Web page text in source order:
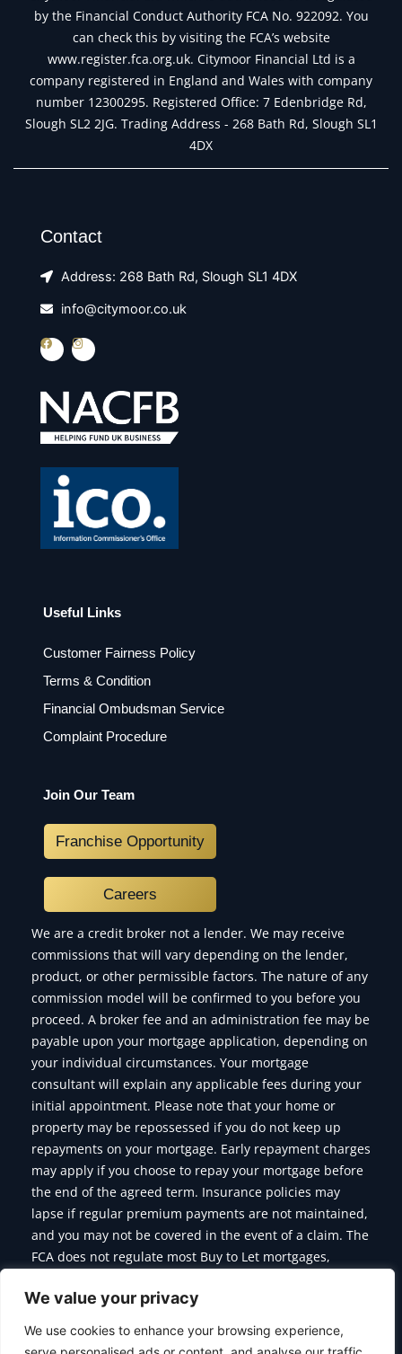
We value your privacy
We use cookies to enhance your browsing experience,
by the Financial Conduct Authority FCA No. 922092. You
can check this by visiting the FCA’s website
www.register.fca.org.uk. Citymoor Financial Ltd is a
company registered in England and Wales with company
number 12300295. Registered Office: 7 Edenbridge Rd,
Slough SL2 2JG. Trading Address - 268 Bath Rd, Slough SL1
4DX
Contact
Address: 268 Bath Rd, Slough SL1 4DX
info@citymoor.co.uk
F
c
o
o
I
s
a
g
r
m
Useful Links
Customer Fairness Policy
Terms & Condition
Financial Ombudsman Service
Complaint Procedure
Join Our Team
Franchise Opportunity
Careers
We are a credit broker not a lender. We may receive
commissions that will vary depending on the lender,
product, or other permissible factors. The nature of any
commission model will be confirmed to you before you
proceed. A broker fee and an administration fee may be
payable upon your mortgage application, depending on
your individual circumstances. Your mortgage
consultant will explain any applicable fees during your
initial appointment. Please note that your home or
property may be repossessed if you do not keep up
repayments on your mortgage. Early repayment charges
may apply if you choose to repay your mortgage before
the end of the agreed term. Insurance policies may
lapse if regular premium payments are not maintained,
and you may not be covered in the event of a claim. The
FCA does not regulate most Buy to Let mortgages,
the products we offer.